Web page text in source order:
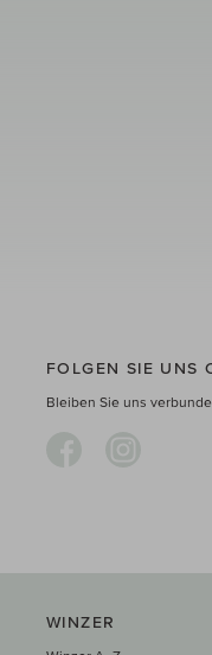
FOLGEN SIE UNS
Bleiben Sie uns
WINZER